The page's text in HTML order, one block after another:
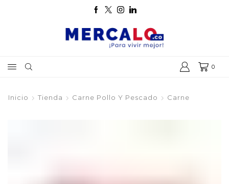
0
Inicio Tienda Carne Pollo Y Pescado Carne